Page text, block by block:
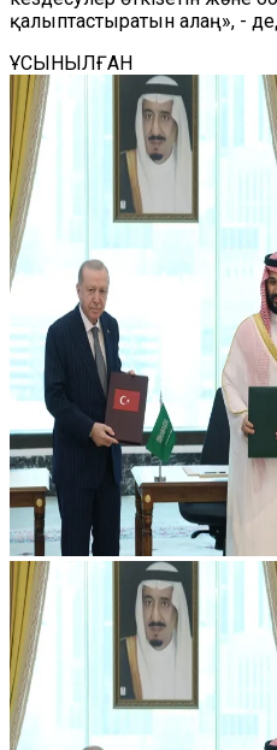
қалыптастыратын алаң», -
ҰСЫНЫЛҒАН